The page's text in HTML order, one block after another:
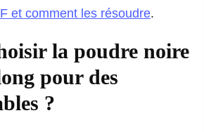
et comment les résoudre.
la poudre noire
pour des
?